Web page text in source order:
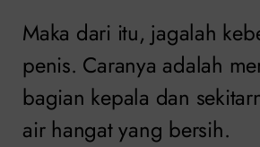
Maka dari itu, jagalah
penis. Caranya adalah
bagian kepala dan
air hangat yang bersih.